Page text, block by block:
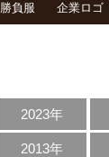
勝負服 企業ロゴ
2023年
2013年